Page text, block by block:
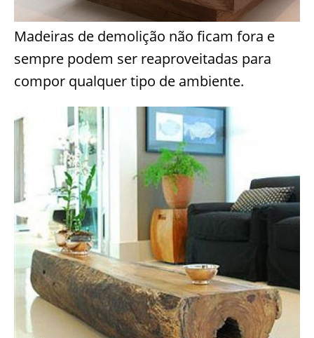
Madeiras de demolição não ficam fora e
sempre podem ser reaproveitadas para
compor qualquer tipo de ambiente.